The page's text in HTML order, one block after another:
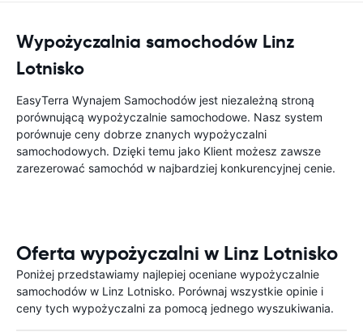
Wypożyczalnia samochodów Linz
Lotnisko
EasyTerra Wynajem Samochodów jest niezależną stroną
porównującą wypożyczalnie samochodowe. Nasz system
porównuje ceny dobrze znanych wypożyczalni
samochodowych. Dzięki temu jako Klient możesz zawsze
zarezerować samochód w najbardziej konkurencyjnej cenie.
Oferta wypożyczalni w Linz Lotnisko
Poniżej przedstawiamy najlepiej oceniane wypożyczalnie
samochodów w Linz Lotnisko. Porównaj wszystkie opinie i
ceny tych wypożyczalni za pomocą jednego wyszukiwania.